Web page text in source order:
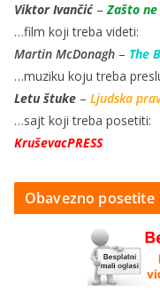
Viktor Ivančić–Zašto
…film koji treba videti:
Martin McDonagh – The
…muziku koju treba
Letu štuke – Ljudska
…sajt koji treba posetiti:
KruševacPRESS
Obavezno posetite